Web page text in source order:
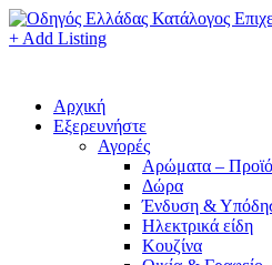
+ Add Listing
Αρχική
Εξερευνήστε
Αγορές
Αρώματα –
Δώρα
Ένδυση &
Ηλεκτρικά είδη
Κουζίνα